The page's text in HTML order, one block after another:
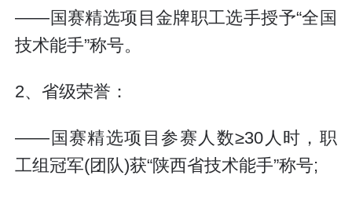
——国赛精选项目金牌职工选手授予“全国
技术能手”称号。
2、省级荣誉：
——国赛精选项目参赛人数≥30人时，职
工组冠军(团队)获“陕西省技术能手”称号;